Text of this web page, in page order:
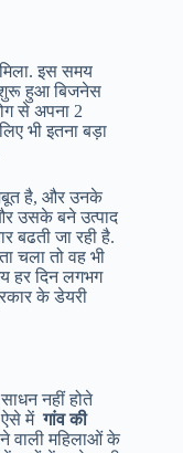
इस समय
शुरू हुआ बिजनेस
से अपना 2
भी इतना बड़ा
है, और उनके
उसके बने उत्पाद
बढती जा रही है.
चला तो वह भी
हर दिन लगभग
के डेयरी
नहीं होते
ऐसे मेंगांव की
वाली महिलाओं के